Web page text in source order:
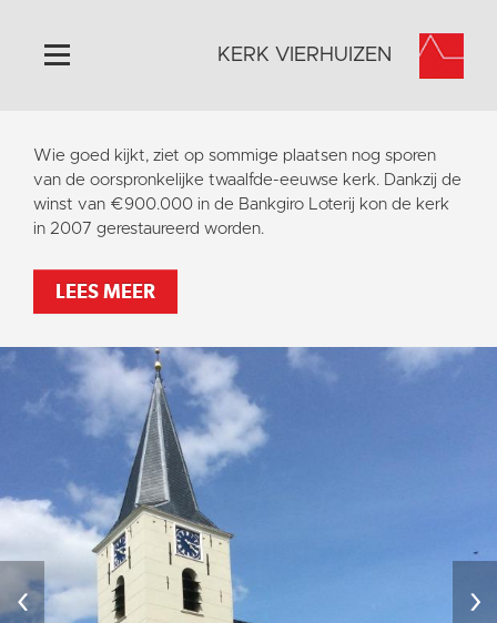
Home
Algemeen
Historie
Activiteiten
Contact
Vaktaal
KERK VIERHUIZEN
Wie goed kijkt, ziet op sommige plaatsen nog sporen
van de oorspronkelijke twaalfde-eeuwse kerk. Dankzij de
winst van €900.000 in de Bankgiro Loterij kon de kerk
in 2007 gerestaureerd worden.
LEES MEER
‹ ›